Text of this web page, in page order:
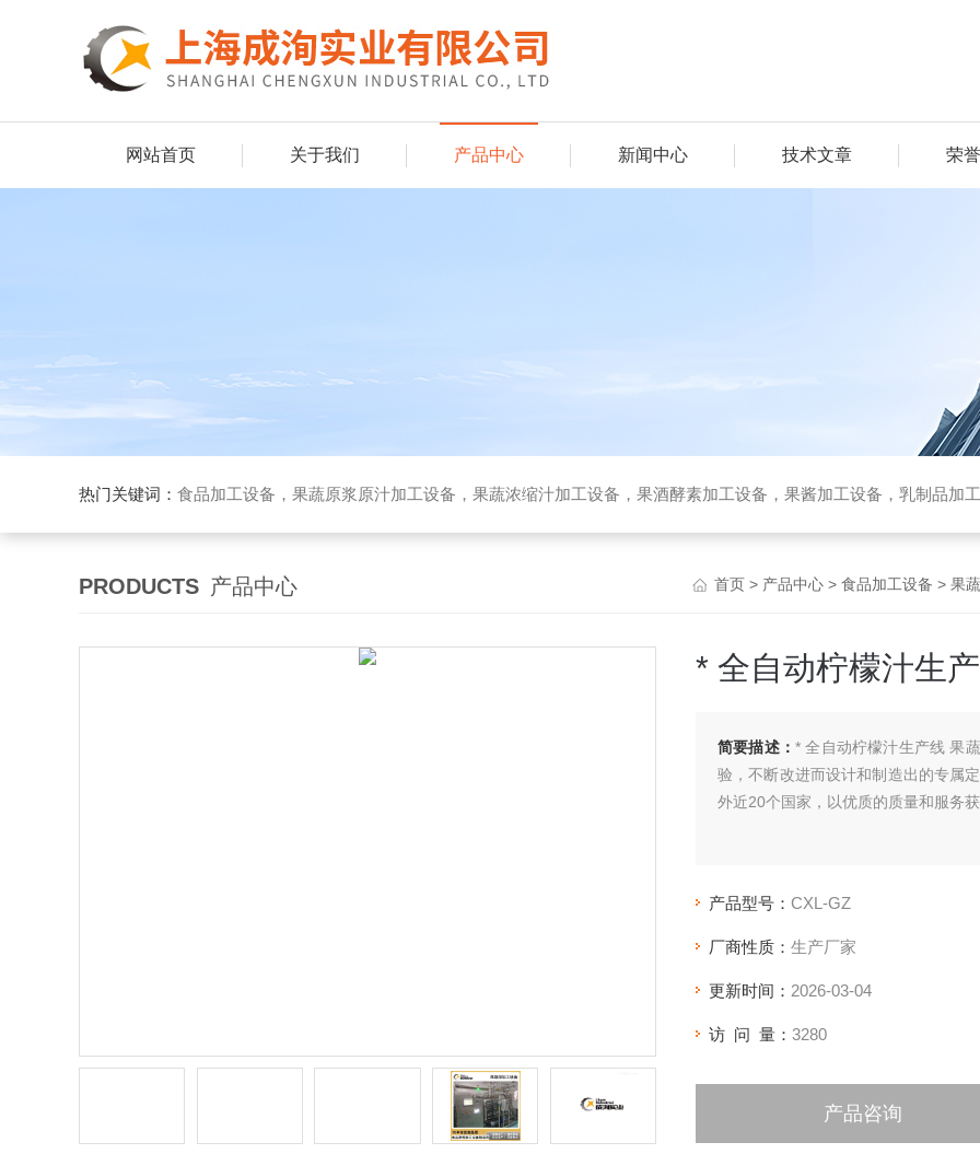
网站首页 关于我们 产品中心 新闻中心 技术文章 荣
热门关键词： 食品加工设备，果蔬原浆原汁加工设备，果蔬浓缩汁加工设备，果酒酵素加工设备，果酱加工设备，乳制品加工设备，生物提取加工设备，破碎榨汁设备，高温杀菌设备，无菌袋灌装机，UHT管式杀菌机，去核破碎机，高速精制打浆机，带式压榨机
PRODUCTS 产品中心 首页 > 产品中心 > 食品加工设备 > 果
* 全自动柠檬汁生
简要描述：* 全自动柠檬汁生产线 果
验，不断改进而设计和制造出的专属
外近20个国家，以优质的质量和服务
产品型号： CXL-GZ
厂商性质： 生产厂家
更新时间： 2026-03-04
访 问 量： 3280
产品咨询